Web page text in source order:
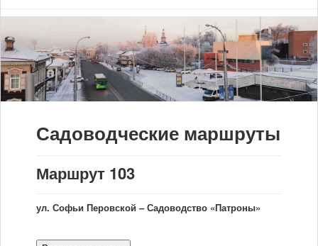
О предприятии
Маршруты
Вакансии
Садоводческие маршруты
Маршрут 103
ул. Софьи Перовской – Садоводство «Патроны»